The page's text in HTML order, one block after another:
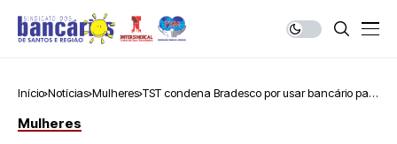
Início Notícias Mulheres TST condena Bradesco por usar bancário para
Mulheres